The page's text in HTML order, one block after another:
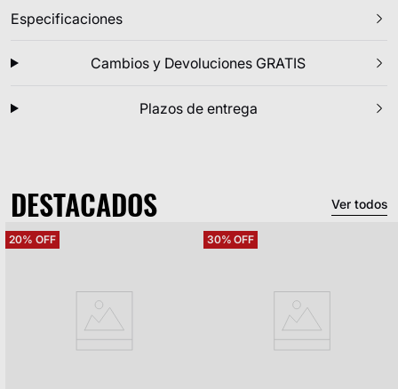
Especificaciones
Cambios y Devoluciones GRATIS
Plazos de entrega
DESTACADOS Ver todos
20% 30%